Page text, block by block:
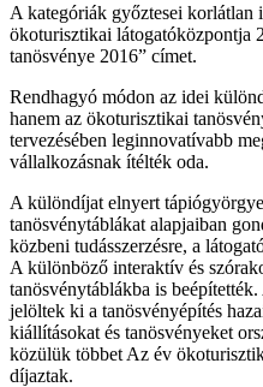
A kategóriák győztesei korlátlan
ökoturisztikai látogatóközpontja
tanösvénye 2016” címet.
Rendhagyó módon az idei
hanem az ökoturisztikai
tervezésében leginnovatívabb
vállalkozásnak ítélték oda.
A különdíjat elnyert
tanösvénytáblákat alapjaiban
közbeni tudásszerzésre, a
A különböző interaktív és
tanösvénytáblákba is
jelöltek ki a tanösvényépítés
kiállításokat és tanösvényeket
közülük többet Az év
díjaztak.